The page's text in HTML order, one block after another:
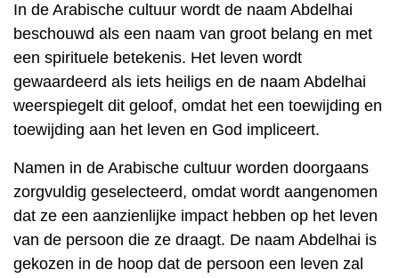
In de Arabische cultuur wordt de naam Abdelhai
beschouwd als een naam van groot belang en met
een spirituele betekenis. Het leven wordt
gewaardeerd als iets heiligs en de naam Abdelhai
weerspiegelt dit geloof, omdat het een toewijding en
toewijding aan het leven en God impliceert.
Namen in de Arabische cultuur worden doorgaans
zorgvuldig geselecteerd, omdat wordt aangenomen
dat ze een aanzienlijke impact hebben op het leven
van de persoon die ze draagt. De naam Abdelhai is
gekozen in de hoop dat de persoon een leven zal